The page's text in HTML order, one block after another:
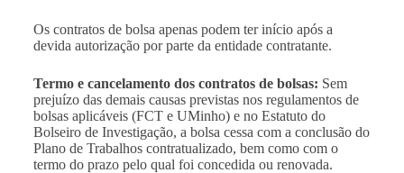
Os contratos de bolsa apenas podem ter início após a
devida autorização por parte da entidade contratante.
Termo e cancelamento dos contratos de bolsas: Sem
prejuízo das demais causas previstas nos regulamentos de
bolsas aplicáveis (FCT e UMinho) e no Estatuto do
Bolseiro de Investigação, a bolsa cessa com a conclusão do
Plano de Trabalhos contratualizado, bem como com o
termo do prazo pelo qual foi concedida ou renovada.